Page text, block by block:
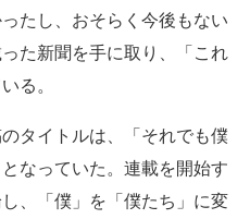
たし、おそらく今後もない
た新聞を手に取り、「これ
る。
タイトルは、「それでも僕
なっていた。連載を開始す
、「僕」を「僕たち」に変